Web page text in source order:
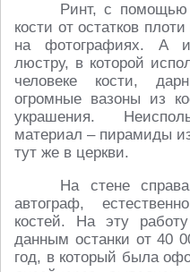
Ринт, с помощью
кости от остатков
на фотографиях. А
люстру, в которой
человеке кости,
огромные вазоны из
украшения.
материал – пирамиды
тут же в церкви.
На стене
автограф,
костей. На эту
данным останки от 40
год, в который была